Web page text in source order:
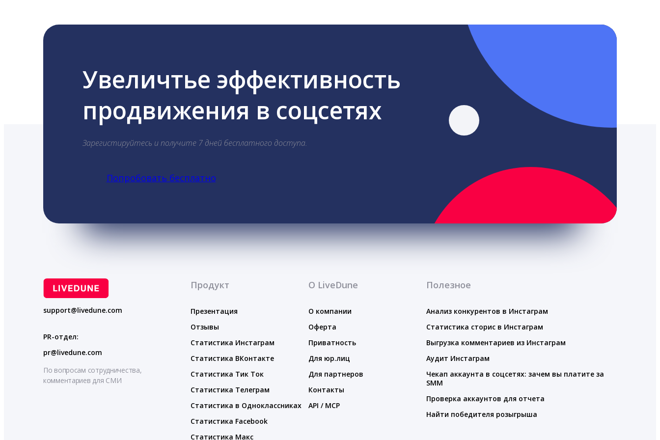
Увеличтье эффективность
продвижения в соцсетях
Зарегистируйтесь и получите 7 дней бесплатного доступа.
Попробовать бесплатно
support@livedune.com
PR-отдел:
pr@livedune.com
По вопросам сотрудничества,
комментариев для СМИ
Продукт
Презентация
Отзывы
Статистика Инстаграм
Статистика ВКонтакте
Статистика Тик Ток
Статистика Телеграм
Статистика в Одноклассниках
Статистика Facebook
Статистика Макс
О LiveDune
О компании
Оферта
Приватность
Для юр.лиц
Для партнеров
Контакты
API / MCP
Полезное
Анализ конкурентов в Инстаграм
Статистика сторис в Инстаграм
Выгрузка комментариев из Инстаграм
Аудит Инстаграм
Чекап аккаунта в соцсетях: зачем вы платите за
SMM
Проверка аккаунтов для отчета
Найти победителя розыгрыша